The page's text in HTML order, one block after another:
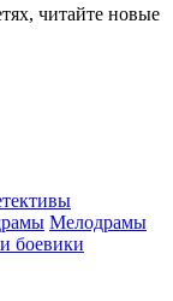
читайте новые
Мелодрамы
боевики